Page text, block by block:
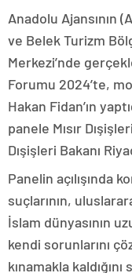
Anadolu Ajansının
ve Belek Turizm
Merkezi’nde
Forumu 2024’te,
Hakan Fidan’ın
panele Mısır
Dışişleri Bakanı
Panelin açılışında
suçlarının,
İslam dünyasının
kendi sorunlarını
kınamakla kaldığını